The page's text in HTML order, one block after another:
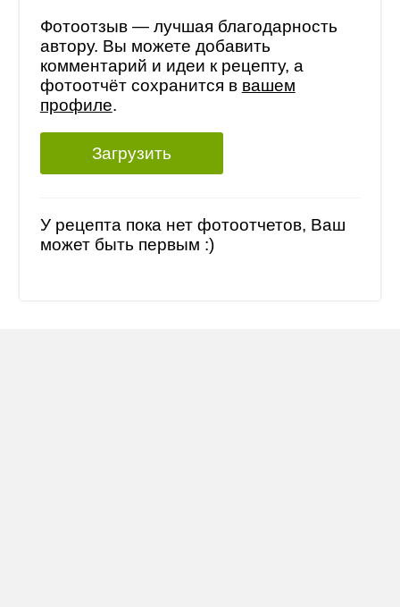
Фотоотзыв — лучшая благодарность
автору. Вы можете добавить
комментарий и идеи к рецепту, а
фотоотчёт сохранится в вашем
профиле.
Загрузить
У рецепта пока нет фотоотчетов, Ваш
может быть первым :)